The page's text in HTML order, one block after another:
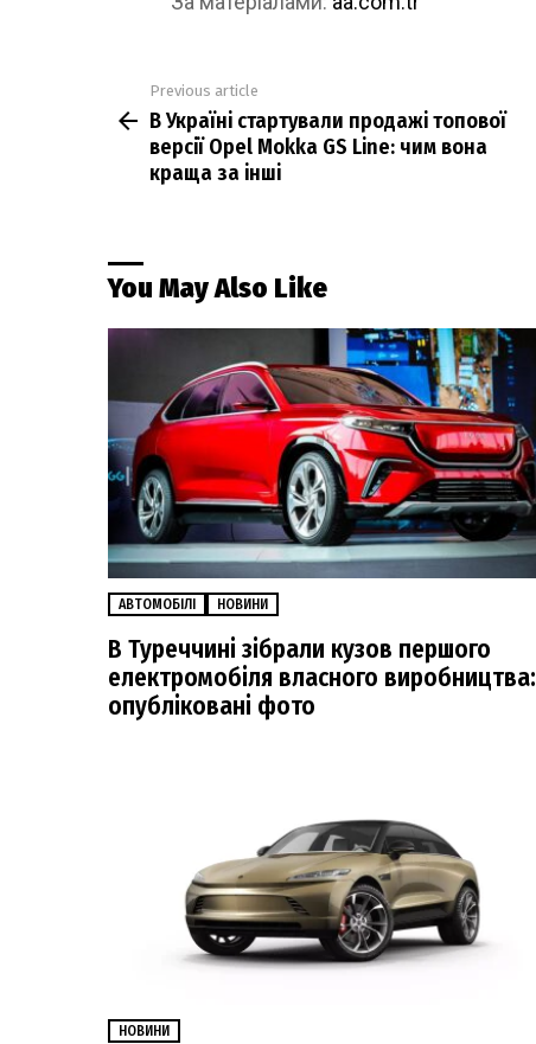
more
Previous article
В Україні стартували продажі топової
версії Opel Mokka GS Line: чим вона
краща за інші
You May Also Like
АВТОМОБІЛІ НОВИНИ
В Туреччині зібрали кузов першого
електромобіля власного виробництва:
опубліковані фото
НОВИНИ